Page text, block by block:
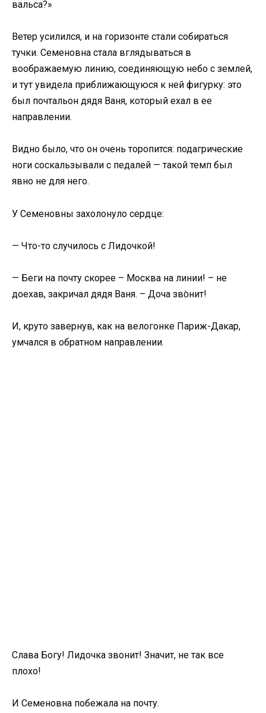
вальса?»
Ветер усилился, и на горизонте стали собираться
тучки. Семеновна стала вглядываться в
воображаемую линию, соединяющую небо с землей,
и тут увидела приближающуюся к ней фигурку: это
был почтальон дядя Ваня, который ехал в ее
направлении.
Видно было, что он очень торопится: подагрические
ноги соскальзывали с педалей — такой темп был
явно не для него.
У Семеновны захолонуло сердце:
— Что-то случилось с Лидочкой!
— Беги на почту скорее – Москва на линии! – не
доехав, закричал дядя Ваня. – Доча зво̀нит!
И, круто завернув, как на велогонке Париж-Дакар,
умчался в обратном направлении.
Слава Богу! Лидочка звонит! Значит, не так все
плохо!
И Семеновна побежала на почту.